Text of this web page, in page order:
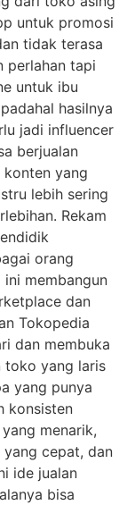
untuk promosi
tidak terasa
perlahan tapi
untuk ibu
hasilnya
jadi influencer
berjualan
konten yang
lebih sering
Rekam
orang
membangun
dan
Tokopedia
dan membuka
toko yang laris
yang punya
konsisten
menarik,
cepat, dan
ide jualan
bisa